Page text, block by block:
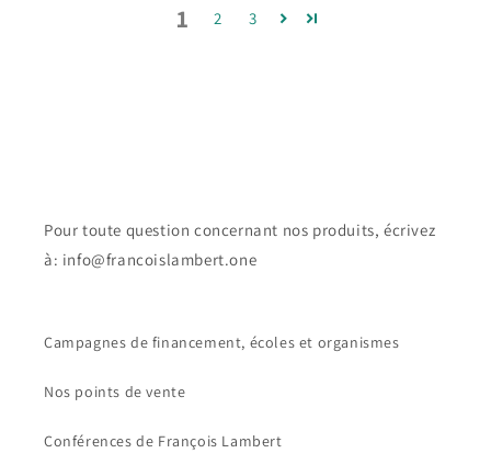
1 2 3
Pour toute question concernant nos produits, écrivez
à: info@francoislambert.one
Campagnes de financement, écoles et organismes
Nos points de vente
Conférences de François Lambert